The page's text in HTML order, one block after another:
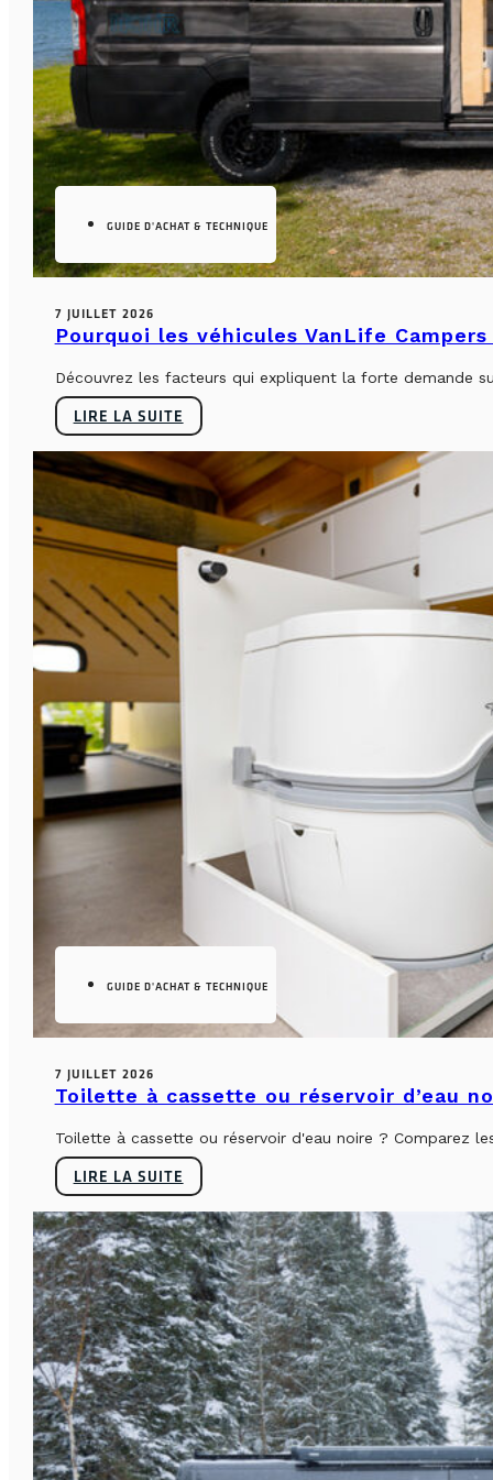
GUIDE D'ACHAT & TECHNIQUE
7 JUILLET 2026
Pourquoi les véhicules VanLife
Découvrez les facteurs qui expliquent la forte demande
LIRE LA SUITE
GUIDE D'ACHAT & TECHNIQUE
7 JUILLET 2026
Toilette à cassette ou réservoir d’eau
Toilette à cassette ou réservoir d'eau noire ? Comparez
LIRE LA SUITE